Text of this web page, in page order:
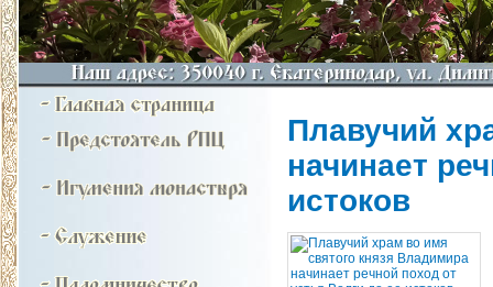
Плавучий
начинает
истоков